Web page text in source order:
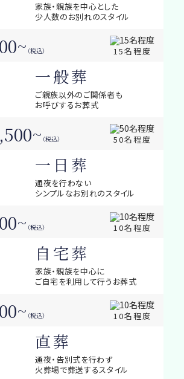
家族・親族を中心とした
少人数のお別れのスタイル
（税込） 15名程度
一般葬
ご親族以外のご関係者も
お呼びするお葬式
（税込） 50名程度
一日葬
通夜を行わない
シンプルなお別れのスタイル
（税込） 10名程度
自宅葬
家族・親族を中心に
ご自宅を利用して行うお葬式
（税込） 10名程度
直葬
通夜・告別式を行わず
火葬場で葬送するスタイル